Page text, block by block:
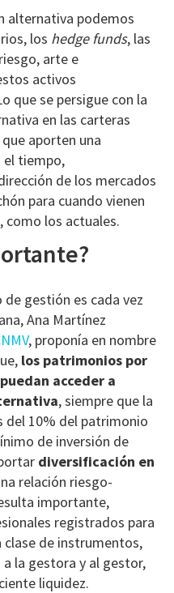
alternativa podemos
los hedge funds, las
arte e
activos
que se persigue con la
en las carteras
aporten una
el tiempo,
de los mercados
para cuando vienen
los actuales.
gestión es cada vez
Ana Martínez
, proponía en nombre
los patrimonios por
acceder a
, siempre que la
del 10% del patrimonio
de inversión de
diversificación en
relación riesgo-
importante,
registrados para
de instrumentos,
la gestora y al gestor,
liquidez.